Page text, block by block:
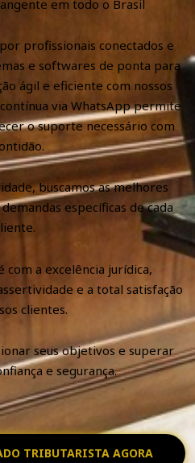
em todo o Brasil
profissionais conectados e
e softwares de ponta para
ágil e eficiente com nossos
via WhatsApp permite
o suporte necessário com
buscamos as melhores
específicas de cada
com a excelência jurídica,
e a total satisfação
clientes.
seus objetivos e superar
e segurança.
TRIBUTARISTA AGORA